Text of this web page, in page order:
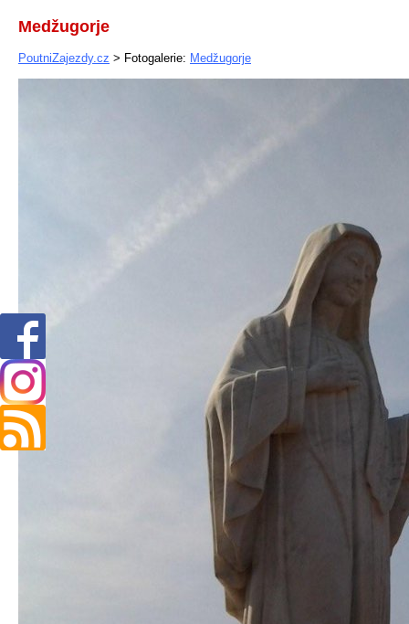
Medžugorje
PoutniZajezdy.cz > Fotogalerie: Medžugorje